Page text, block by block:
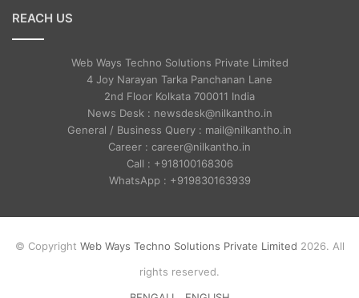
REACH US
Web Ways Techno Solutions Private Limited
4 Joy Narayan Tarka Panchanan Lane
2nd Floor Kolkata 700011 India
News Desk : newsdesk@nilkantho.in
General / Business Query : mail@nilkantho.in
Career : career@nilkantho.in
Call : +918100168306
WhatsApp : +919830163939
© Copyright Web Ways Techno Solutions Private Limited 2026. All
rights reserved.